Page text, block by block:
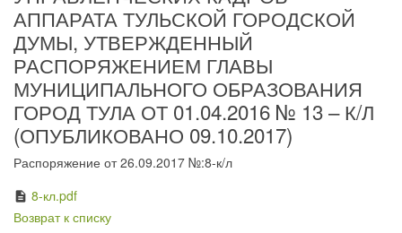
АППАРАТА ТУЛЬСКОЙ ГОРОДСКОЙ
ДУМЫ, УТВЕРЖДЕННЫЙ
РАСПОРЯЖЕНИЕМ ГЛАВЫ
МУНИЦИПАЛЬНОГО ОБРАЗОВАНИЯ
ГОРОД ТУЛА ОТ 01.04.2016 № 13 – К/Л
(ОПУБЛИКОВАНО 09.10.2017)
Распоряжение от 26.09.2017 №:8-к/л
description 8-кл.pdf
Возврат к списку